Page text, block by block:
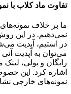
تفاوت ماد کلاب با
ما بر خلاف
نمی‌دهیم. در این
در استیم، آپدیت
می‌‌توان به آپدیت
رایگان و پولی،
اشاره کرد. این
نمونه‌های خارجی